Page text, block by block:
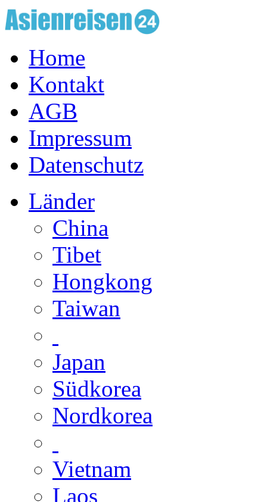
Home
Kontakt
AGB
Impressum
Datenschutz
Länder
China
Tibet
Hongkong
Taiwan
Japan
Südkorea
Nordkorea
Vietnam
Laos